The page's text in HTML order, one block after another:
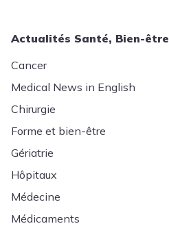
Actualités Santé, Bien-être
Cancer
Medical News in English
Chirurgie
Forme et bien-être
Gériatrie
Hôpitaux
Médecine
Médicaments